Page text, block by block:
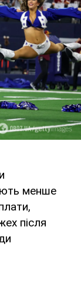
менше
після